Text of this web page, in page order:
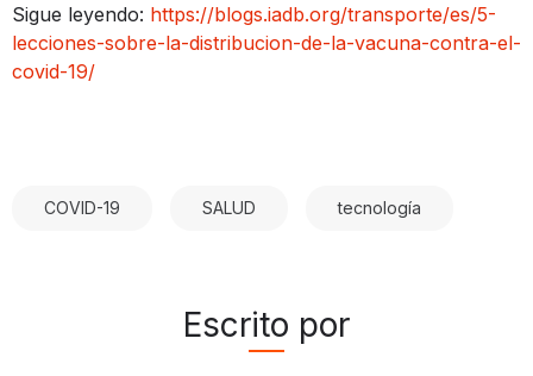
Sigue leyendo: https://blogs.iadb.org/transporte/es/5-
lecciones-sobre-la-distribucion-de-la-vacuna-contra-el-
covid-19/
COVID-19 SALUD tecnología
Escrito por